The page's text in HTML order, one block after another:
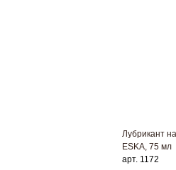
Лубрикант
ESKA, 75 мл
арт. 1172